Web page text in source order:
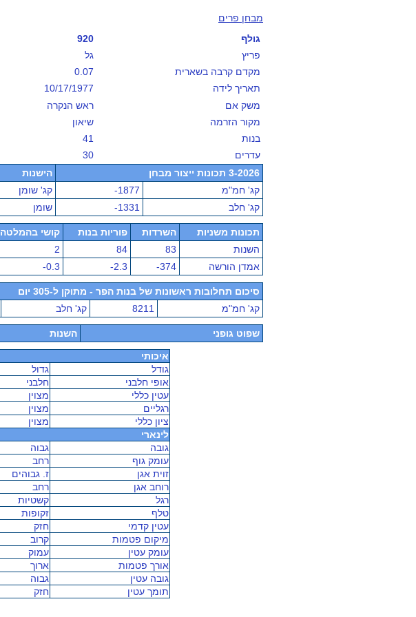
מבחן פרים
גולף
920
פריץ
גל
מקדם קרבה בשארית
0.07
תאריך לידה
10/17/1977
משק אם
ראש הנקרה
מקור הזרמה
שיאון
בנות
41
עדרים
30
3-2026 תכונות ייצור מבחן
הישנות
קג' חמ"מ
-1877 קג' שומן
קג' חלב
-1331 שומן
תכונות משניות השרדות פוריות בנות קושי בהמלטה
השנות
83
84
2
אמדן הורשה
-374
-2.3
-0.3
סיכום תחלובות ראשונות של בנות הפר - מתוקן ל-305 יום
קג' חמ"מ
8211 קג' חלב
שפוט גופני השנות
איכותי
גודל
גדול
אופי חלבני
חלבני
עטין כללי
מצוין
רגליים
מצוין
ציון כללי
מצוין
לינארי
גובה
גבוה
עומק גוף
רחב
זוית אגן
ז. גבוהים
רוחב אגן
רחב
רגל
קשטיות
טלף
זקופות
עטין קדמי
חזק
מיקום פטמות
קרוב
עומק עטין
עמוק
אורך פטמות
ארוך
גובה עטין
גבוה
תומך עטין
חזק